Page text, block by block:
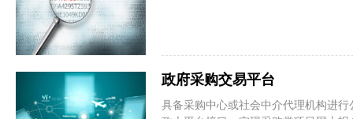
政府采购交易平台
具备采购中心或社会中介代理机构进